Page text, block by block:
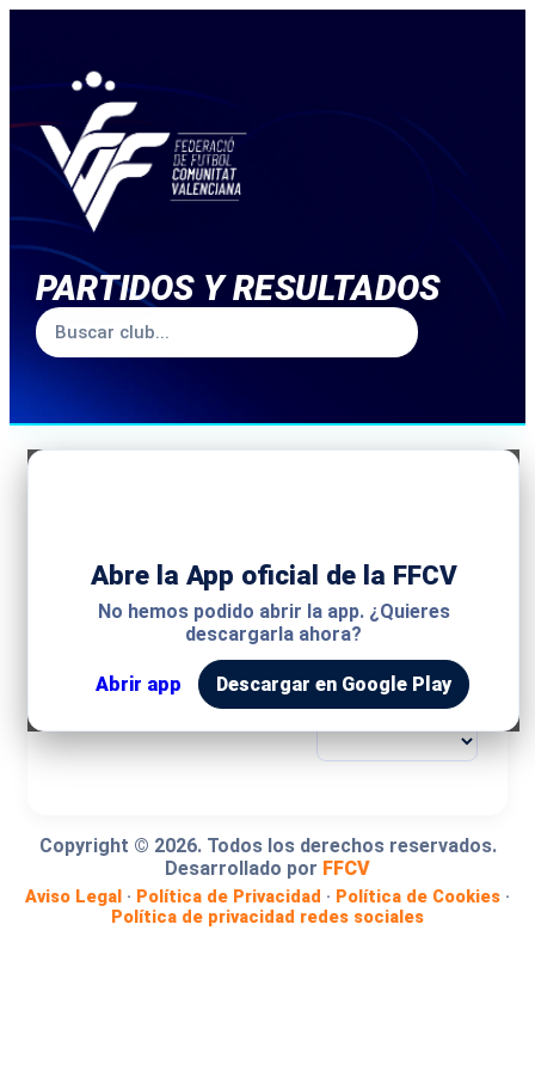
PARTIDOS Y RESULTADOS
Abre la App oficial de la FFCV
No hemos podido abrir la app. ¿Quieres
descargarla ahora?
Abrir app Descargar en Google Play
MODALIDAD
COMPETICIÓN
GRUPO
Copyright © 2026. Todos los derechos reservados.
Desarrollado por FFCV
Aviso Legal · Política de Privacidad · Política de Cookies ·
Política de privacidad redes sociales